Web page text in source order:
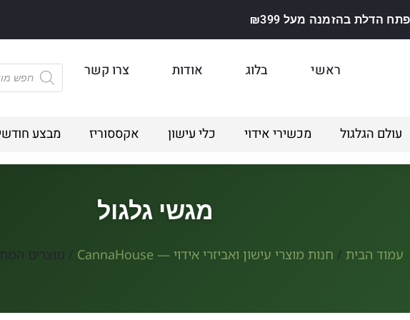
הדלת בהזמנה מעל ₪399
ראשי בלוג אודות צרו קשר
עולם הגלגול מכשירי אידוי כלי עישון אקססוריז מבצע
מגשי גלגול
עמוד הבית / חנות מוצרי עישון ואביזרי אידוי — CannaHouse / מוצרים